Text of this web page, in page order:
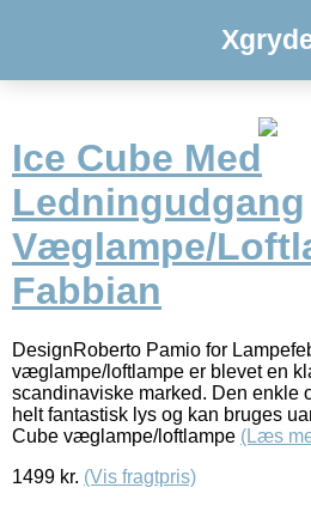
Ice Cube Med
Ledningudgang
Væglampe/
Fabbian
DesignRoberto Pamio for
væglampe/loftlampe er blevet en
scandinaviske marked. Den enkle
helt fantastisk lys og kan bruges
Cube væglampe/loftlampe (Læs
1499 kr. (Vis fragtpris)